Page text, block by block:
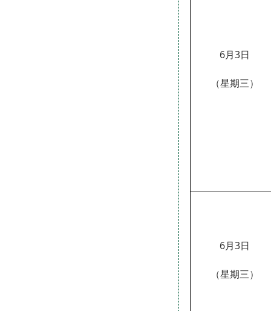
6月3日
（星期三）
6月3日
（星期三）